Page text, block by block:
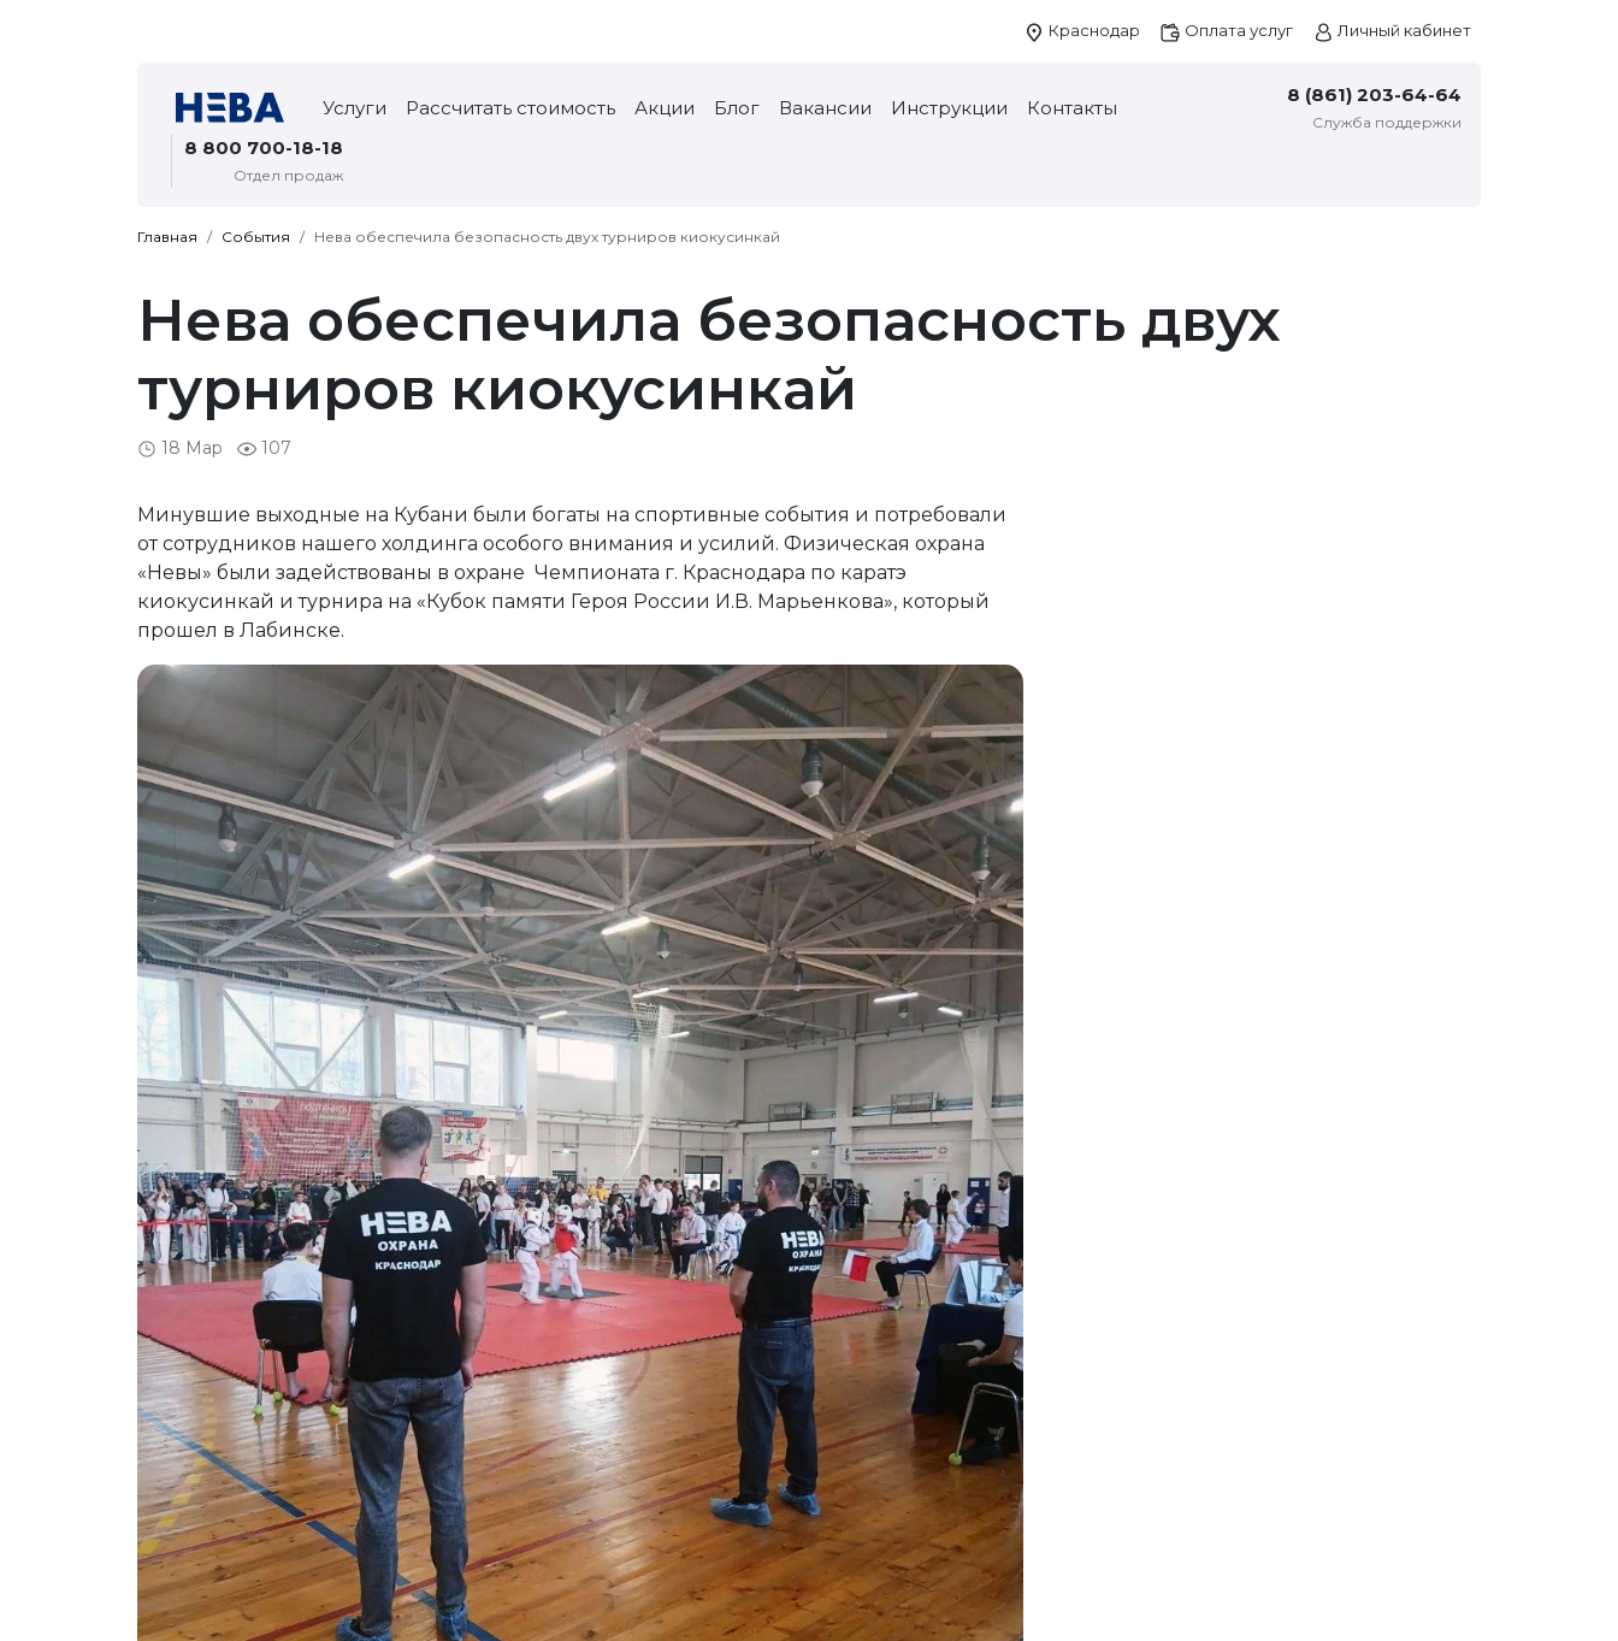
Краснодар Оплата услуг Личный кабинет
Услуги Рассчитать стоимость Акции Блог Вакансии Инструкции Контакты
8 (861) 203-64-64
Служба поддержки
8 800 700-18-18
Отдел продаж
Главная События Нева обеспечила безопасность двух турниров киокусинкай
Нева обеспечила безопасность двух
турниров киокусинкай
18 Мар 107
Минувшие выходные на Кубани были богаты на спортивные события и потребовали
от сотрудников нашего холдинга особого внимания и усилий. Физическая охрана
«Невы» были задействованы в охране Чемпионата г. Краснодара по каратэ
киокусинкай и турнира на «Кубок памяти Героя России И.В. Марьенкова», который
прошел в Лабинске.